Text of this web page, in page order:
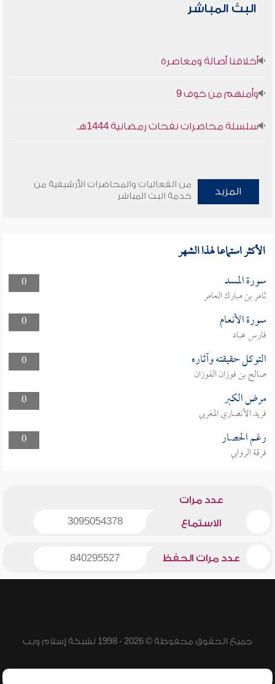
البث المباشر
أخلاقنا أصالة ومعاصرة
وأمنهم من خوف 9
سلسلة محاضرات نفحات رمضانية 1444هـ
المزيد
من الفعاليات والمحاضرات الأرشيفية من
خدمة البث المباشر
الأكثر استماعا لهذا الشهر
0 سورة المسد
ثامر بن مبارك العامر
0
سورة الأنعام
فارس عباد
0
التوكل حقيقته وآثاره
صالح بن فوزان الفوزان
0
مرض الكبر
فريد الأنصاري المغربي
0
رغم الحصار
فرقة الروابي
عدد مرات
الاستماع 3095054378
عدد مرات الحفظ 840295527
جميع الحقوق محفوظة © 2026 - 1998 لشبكة إسلام ويب